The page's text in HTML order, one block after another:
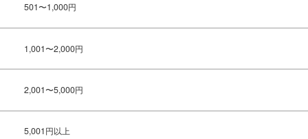
501〜1,000円
1,001〜2,000円
2,001〜5,000円
5,001円以上